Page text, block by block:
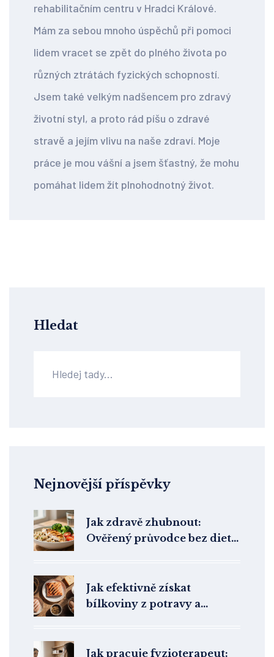
rehabilitačním centru v Hradci Králové.
Mám za sebou mnoho úspěchů při pomoci
lidem vracet se zpět do plného života po
různých ztrátách fyzických schopností.
Jsem také velkým nadšencem pro zdravý
životní styl, a proto rád píšu o zdravé
stravě a jejím vlivu na naše zdraví. Moje
práce je mou vášní a jsem šťastný, že mohu
pomáhat lidem žít plnohodnotný život.
Hledat
Nejnovější příspěvky
Jak zdravě zhubnout:
Ověřený průvodce bez diet a
Jak efektivně získat
bílkoviny z potravy a
Jak pracuje fyzioterapeut: